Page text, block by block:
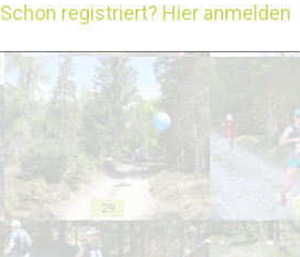
29
Schon registriert? Hier anmelden